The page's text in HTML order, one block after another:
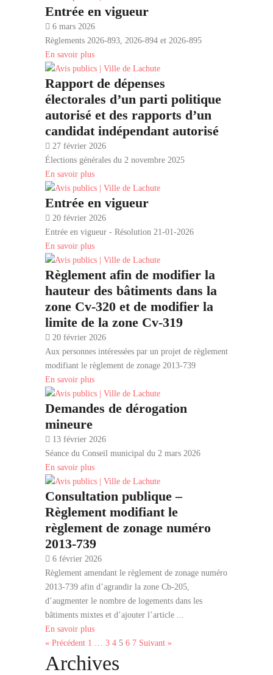
Entrée en vigueur
6 mars 2026
Règlements 2026-893, 2026-894 et 2026-895
En savoir plus
Rapport de dépenses
électorales d’un parti politique
autorisé et des rapports d’un
candidat indépendant autorisé
27 février 2026
Élections générales du 2 novembre 2025
En savoir plus
Entrée en vigueur
20 février 2026
Entrée en vigueur - Résolution 21-01-2026
En savoir plus
Règlement afin de modifier la
hauteur des bâtiments dans la
zone Cv-320 et de modifier la
limite de la zone Cv-319
20 février 2026
Aux personnes intéressées par un projet de règlement
modifiant le règlement de zonage 2013-739
En savoir plus
Demandes de dérogation
mineure
13 février 2026
Séance du Conseil municipal du 2 mars 2026
En savoir plus
Consultation publique –
Règlement modifiant le
règlement de zonage numéro
2013-739
6 février 2026
Règlement amendant le règlement de zonage numéro
2013-739 afin d’agrandir la zone Cb-205,
d’augmenter le nombre de logements dans les
bâtiments mixtes et d’ajouter l’article ...
En savoir plus
« Précédent 1 … 3 4 5 6 7 Suivant »
Archives